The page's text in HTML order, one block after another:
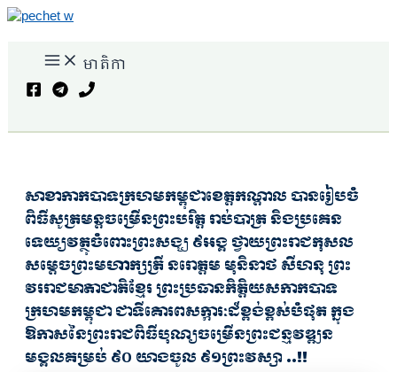
Skip
contentMain
Menu មាតិកា
សាខាកាកបាទក្រហមកម្ពុជាខេត្តកណ្តាល បានរៀបចំ
ពិធីសូត្រមន្តចម្រើនព្រះបរិត្ត រាប់បាត្រ និងប្រគេន
ទេយ្យវត្ថុចំពោះព្រះសង្ឃ ៩អង្គ ថ្វាយព្រះរាជកុសល
សម្ដេចព្រះមហាក្សត្រី នរោត្តម មុនិនាថ សីហនុ ព្រះ
វររាជមាតាជាតិខ្មែរ ព្រះប្រធានកិត្តិយសកាកបាទ
ក្រហមកម្ពុជា ជាទីគោរពសក្ការៈដ៏ខ្ពង់ខ្ពស់បំផុត ក្នុង
ឱកាសនៃព្រះរាជពិធីបុណ្យចម្រើនព្រះជន្មវឌ្ឍន
មង្គលគម្រប់ ៩០ យាងចូល ៩១ព្រះវស្សា ..!!